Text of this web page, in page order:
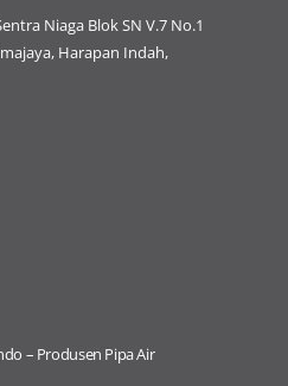
Niaga Blok SN V.7 No.1
Harapan Indah,
– Produsen Pipa Air